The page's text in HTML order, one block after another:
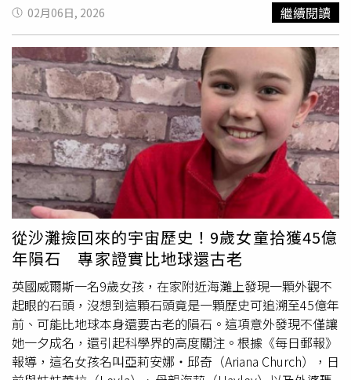
供）迎接農曆新年，台灣大哥大MyVideo也同步端出多部溫
馨、刺激又適合闔家觀賞的強片，包含動作喜劇《大蟒蛇》
搶先版、動畫強片《海綿寶寶電影版：尋寶大冒險》搶先版
皆光速上架，並跟播收視開紅盤的話題韓劇《榮耀：她們的
法庭》及新番動漫《葬送的芙莉蓮》、《咒術迴戰 死滅迴
游前篇》、《燃油車鬥魂》、《判處勇者刑》、《我推的孩
子》等同部跟播，陪伴觀眾九天連假不孤單！《海綿寶寶電
影版：尋寶大冒險》笑料滿滿。（圖／台灣大哥大MyVideo
提供）近期因《單身即地獄》獲得全球知名度的主持人李多
熙，高挑的身影早就出現在《美麗的聲音》！當時年僅25
歲、正值演員出道第7年的她，在片中飾演溫柔親切的年輕
獄警「娜英」，成為串起整個女子監獄合唱團的重要角色之
一。李多熙曾透露，試鏡前原本對其中一名受到性侵的受刑
人角色更感興趣，但在與導演會面時因緊張而答非所問、忍
不住笑出來，反而讓導演認定她「笑起來的樣子就像娜
英」，意外促成角色定案。當年她曾因戲劇《太王四神記》
讓觀眾留下印象，但比起長腿與外型，《美麗的聲音》反而
讓她以貼近本人的性格與自然氣質打動觀眾，也成為她早期
作品中極具代表性的一部。傑克布萊克在《大蟒蛇》大搞笑
令人發狂。（圖／台灣大哥大MyVideo提供）在《美麗的聲
02月06日, 2026 繼續閱讀
從沙灘撿回來的宇宙歷史！9歲女童拾獲45億
年隕石 專家證實比地球還古老
英國威爾斯一名9歲女孩，在家附近海灘上發現一顆外觀不
起眼的石頭，沒想到這顆石頭竟是一顆歷史可追溯至45億年
前、可能比地球本身還要古老的隕石。這項意外發現不僅讓
她一夕成名，還引起科學界的高度關注。根據《每日郵報》
報導，這名女孩名叫亞莉安娜‧邱奇（Ariana Church），日